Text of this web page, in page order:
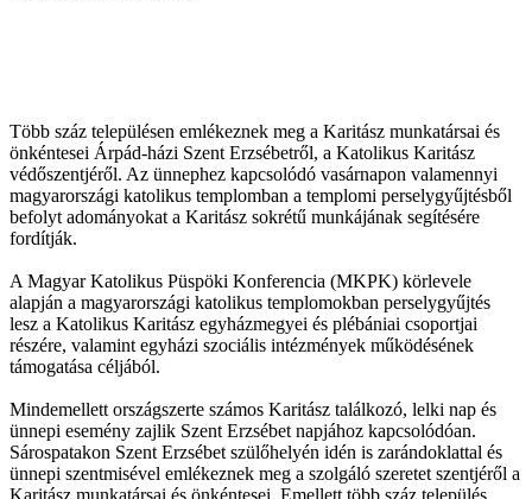
Több száz településen emlékeznek meg a Karitász munkatársai és
önkéntesei Árpád-házi Szent Erzsébetről, a Katolikus Karitász
védőszentjéről. Az ünnephez kapcsolódó vasárnapon valamennyi
magyarországi katolikus templomban a templomi perselygyűjtésből
befolyt adományokat a Karitász sokrétű munkájának segítésére
fordítják.
A Magyar Katolikus Püspöki Konferencia (MKPK) körlevele
alapján a magyarországi katolikus templomokban perselygyűjtés
lesz a Katolikus Karitász egyházmegyei és plébániai csoportjai
részére, valamint egyházi szociális intézmények működésének
támogatása céljából.
Mindemellett országszerte számos Karitász találkozó, lelki nap és
ünnepi esemény zajlik Szent Erzsébet napjához kapcsolódóan.
Sárospatakon Szent Erzsébet szülőhelyén idén is zarándoklattal és
ünnepi szentmisével emlékeznek meg a szolgáló szeretet szentjéről a
Karitász munkatársai és önkéntesei. Emellett több száz település